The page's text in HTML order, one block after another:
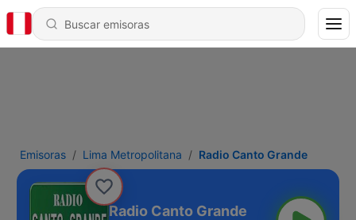
Emisoras Lima Metropolitana Radio Canto Grande
Radio Canto Grande